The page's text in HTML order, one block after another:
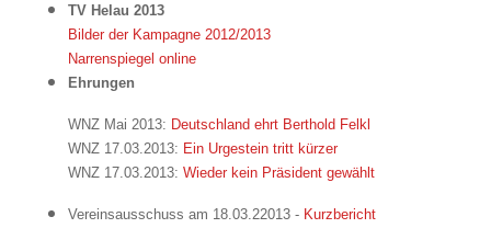
TV Helau 2013
Bilder der Kampagne 2012/2013
Narrenspiegel online
Ehrungen
WNZ Mai 2013: Deutschland ehrt Berthold Felkl
WNZ 17.03.2013: Ein Urgestein tritt kürzer
WNZ 17.03.2013: Wieder kein Präsident gewählt
Vereinsausschuss am 18.03.22013 - Kurzbericht